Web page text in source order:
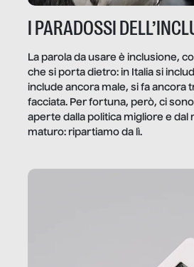
I PARADOSSI
La parola da usare è inclusione,
che si porta dietro: in Italia si
include ancora male, si fa ancora
facciata. Per fortuna, però, ci
aperte dalla politica migliore e dal
maturo: ripartiamo da lì.